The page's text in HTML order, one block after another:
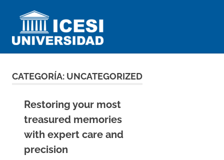
contenido
el
CATEGORÍA: UNCATEGORIZED
Restoring your most
treasured memories
with expert care and
precision